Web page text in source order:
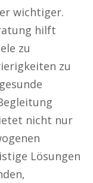
wichtiger.
hilft
zu
zu
nicht nur
Lösungen